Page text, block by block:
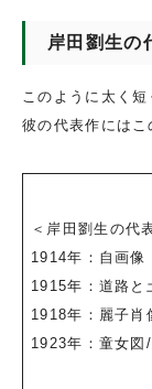
岸田劉生の
このように太く短
彼の代表作にはこ
＜岸田劉生の代
1914年：自画像
1915年：道路と
1918年：麗子肖
1923年：童女図